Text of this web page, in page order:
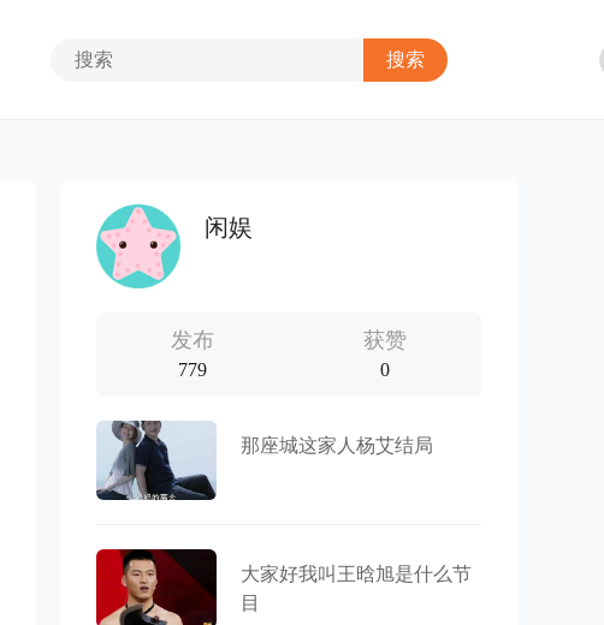
闲娱
发布
779
获赞
0
那座城这家人杨艾结局
大家好我叫王晗旭是什么节
目